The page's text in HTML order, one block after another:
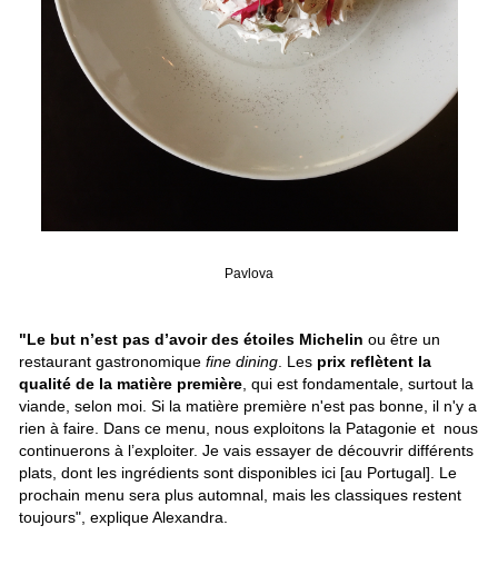
Pavlova
"Le but n’est pas d’avoir des étoiles Michelin ou être un
restaurant gastronomiquefine dining . Les prix reflètent la
qualité de la matière première , qui est fondamentale, surtout la
viande, selon moi. Si la matière première n'est pas bonne, il n'y a
rien à faire. Dans ce menu, nous exploitons la Patagonie et nous
continuerons à l’exploiter. Je vais essayer de découvrir différents
plats, dont les ingrédients sont disponibles ici [au Portugal]. Le
prochain menu sera plus automnal, mais les classiques restent
toujours", explique Alexandra.